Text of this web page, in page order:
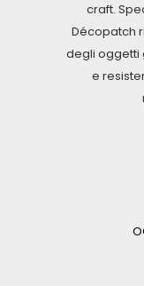
craft.
Décopatch
degli oggetti
e